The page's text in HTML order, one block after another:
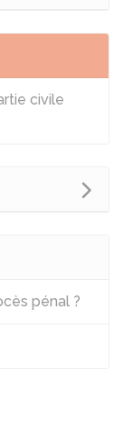
civile
pénal ?